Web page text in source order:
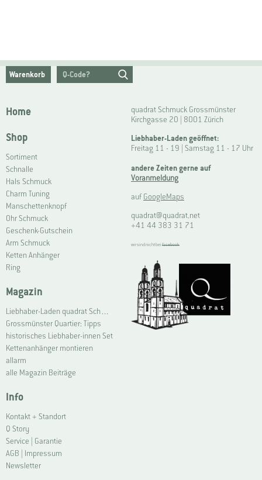
Warenkorb
Home
Shop
Sortiment
Schnalle
Hals Schmuck
Charm Tuning
Manschettenknopf
Ohr Schmuck
Geschenk-Gutschein
Arm Schmuck
Ketten Anhänger
Ring
Magazin
Liebhaber-Laden quadrat Schmuck Grossmünster | Connoisseur Shop quadrat jewellery Grossmünster
Grossmünster Quartier: Tipps
historisches Liebhaber-innen Set
Kettenanhänger montieren
allarm
alle Magazin Beiträge
Info
Kontakt + Standort
Q Story
Service | Garantie
AGB | Impressum
Newsletter
quadrat Schmuck Grossmünster
Kirchgasse 20 | 8001 Zürich
Liebhaber-Laden geöffnet:
Freitag 11 - 19 | Samstag 11 - 17 Uhr
andere Zeiten gerne auf
Voranmeldung
auf GoogleMaps
quadrat@quadrat.net
+41 44 383 31 71
wir sind nicht bei facebook